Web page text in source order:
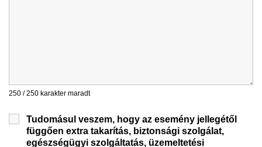
250 / 250 karakter maradt
Tudomásul veszem, hogy az esemény jellegétől
függően extra takarítás, biztonsági szolgálat,
egészségügyi szolgáltatás, üzemeltetési